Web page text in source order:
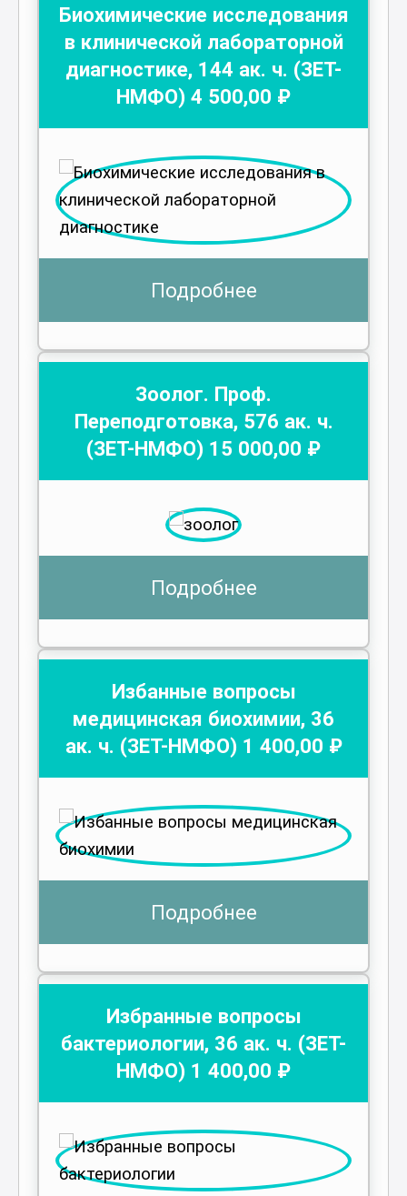
Биохимические исследования
в клинической лабораторной
диагностике, 144 ак. ч. (ЗЕТ-
НМФО) 4 500,00 ₽
Подробнее
Зоолог. Проф.
Переподготовка, 576 ак. ч.
(ЗЕТ-НМФО) 15 000,00 ₽
Подробнее
Избанные вопросы
медицинская биохимии, 36
ак. ч. (ЗЕТ-НМФО) 1 400,00 ₽
Подробнее
Избранные вопросы
бактериологии, 36 ак. ч. (ЗЕТ-
НМФО) 1 400,00 ₽